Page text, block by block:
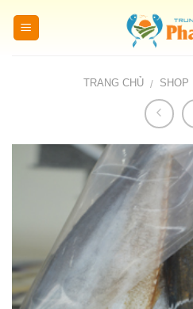
TRANG CHỦ / SHOP